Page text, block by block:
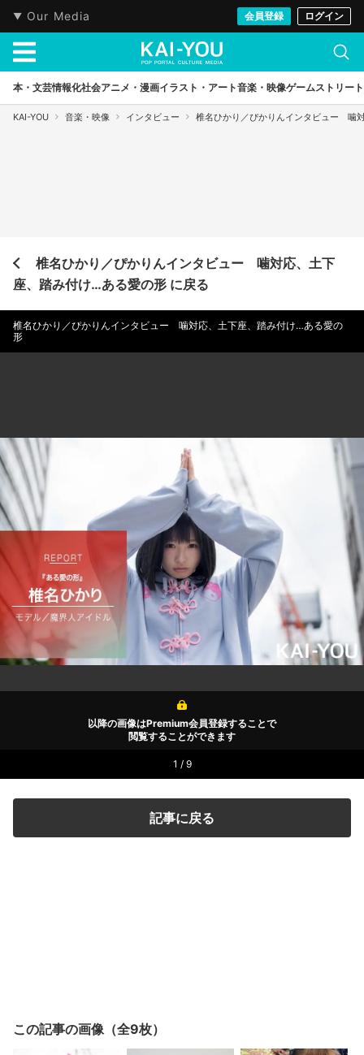
Our Media 会員登録 ログイン
本・文芸情報化社会アニメ・漫画イラスト・アート音楽・映像ゲームストリート
KAI-YOU 音楽・映像 インタビュー 椎名ひかり／ぴかりんインタビュー 噛
椎名ひかり／ぴかりんインタビュー 噛対応、土下
座、踏み付け…ある愛の形 に戻る
椎名ひかり／ぴかりんインタビュー 噛対応、土下座、踏み付け…ある愛の
形
以降の画像はPremium会員登録することで
閲覧することができます
1 / 9
記事に戻る
この記事の画像（全9枚）